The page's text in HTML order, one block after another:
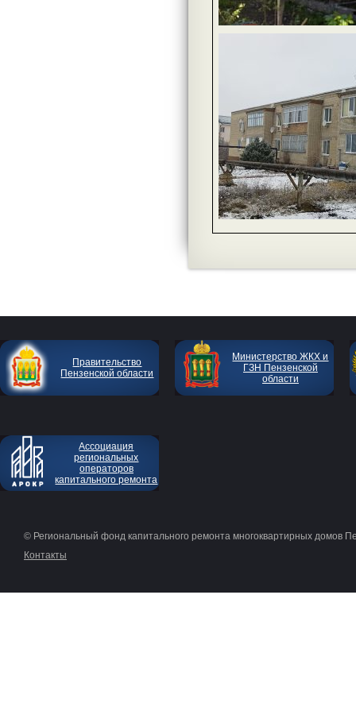
Правительство
Пензенской области
Министерство ЖКХ и
ГЗН Пензенской
области
Ассоциация
региональных
операторов
капитального ремонта
© Региональный фонд капитального ремонта многоквартирных домов
Контакты